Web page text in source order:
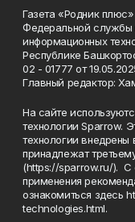
Газета «Родник
Федеральной службы
информационных
Республике
02 - 01777 от
Главный редактор:
На сайте
технологии Sparrow.
технологии
принадлежат
(https://sparrow.ru/).
применения
ознакомиться здесь
technologies.html.